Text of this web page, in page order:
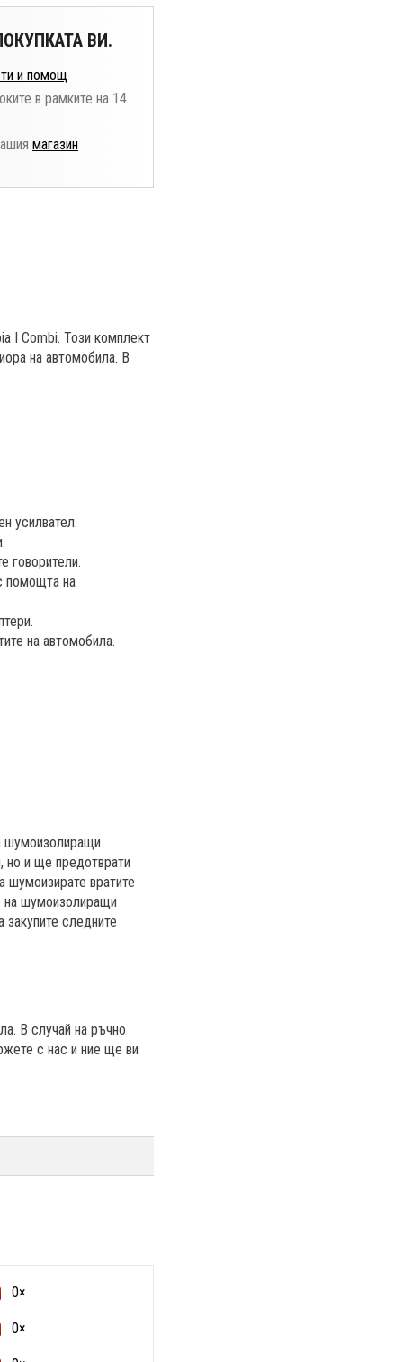
ВИ.
и помощ
в рамките на 14
магазин
I Combi. Този комплект
на автомобила. В
усилвател.
говорители.
помощта на
на автомобила.
шумоизолиращи
но и ще предотврати
шумоизирате вратите
на шумоизолиращи
следните
В случай на ръчно
с нас и ние ще ви
0×
0×